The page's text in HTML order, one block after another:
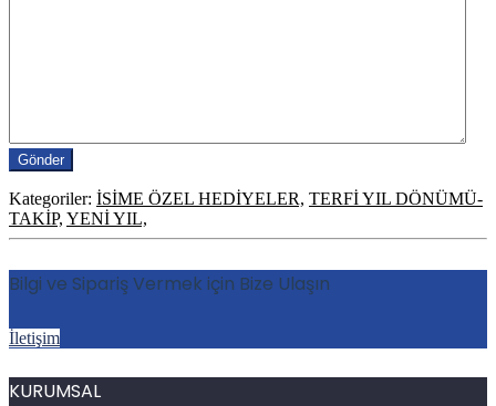
Kategoriler: İSİME ÖZEL HEDİYELER, TERFİ YIL DÖNÜMÜ-
TAKİP, YENİ YIL,
Bilgi ve Sipariş Vermek için Bize Ulaşın
İletişim
KURUMSAL